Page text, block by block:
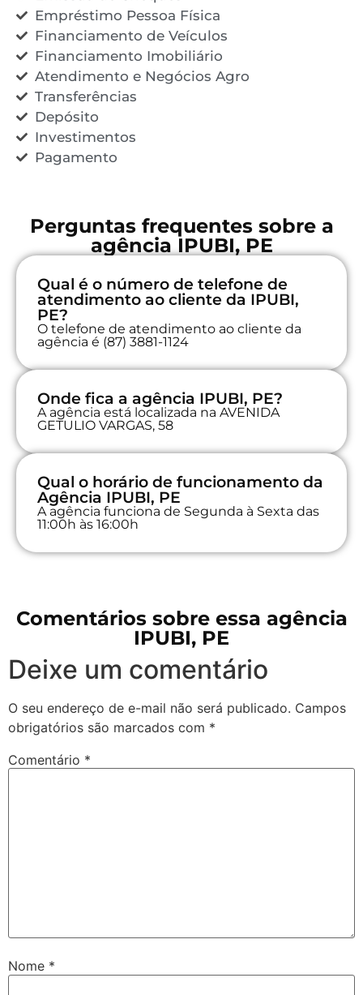
Empréstimo Pessoa Física
Financiamento de Veículos
Financiamento Imobiliário
Atendimento e Negócios Agro
Transferências
Depósito
Investimentos
Pagamento
Perguntas frequentes sobre a
agência IPUBI, PE
Qual é o número de telefone de
atendimento ao cliente da IPUBI,
PE?
O telefone de atendimento ao cliente da
agência é (87) 3881-1124
Onde fica a agência IPUBI, PE?
A agência está localizada na AVENIDA
GETULIO VARGAS, 58
Qual o horário de funcionamento da
Agência IPUBI, PE
A agência funciona de Segunda à Sexta das
11:00h às 16:00h
Comentários sobre essa agência
IPUBI, PE
Deixe um comentário
O seu endereço de e-mail não será publicado. Campos
obrigatórios são marcados com *
Comentário *
Nome *